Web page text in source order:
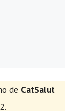
de CatSalut